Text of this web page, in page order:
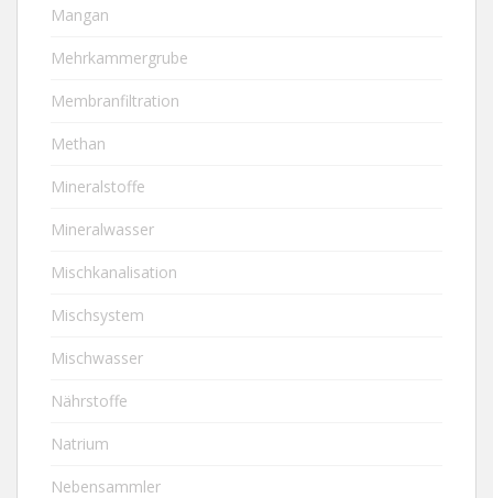
Mangan
Mehrkammergrube
Membranfiltration
Methan
Mineralstoffe
Mineralwasser
Mischkanalisation
Mischsystem
Mischwasser
Nährstoffe
Natrium
Nebensammler